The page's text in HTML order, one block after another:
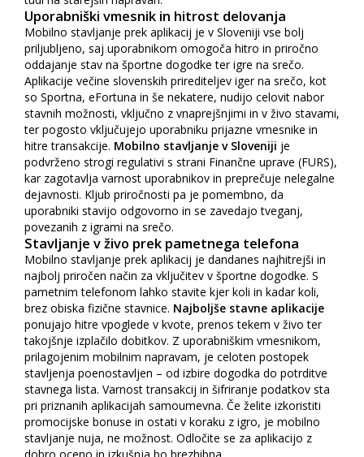
Uporabniški vmesnik in hitrost delovanja
Mobilno stavljanje prek aplikacij je v Sloveniji vse bolj
priljubljeno, saj uporabnikom omogoča hitro in priročno
oddajanje stav na športne dogodke ter igre na srečo.
Aplikacije večine slovenskih prirediteljev iger na srečo, kot
so Sportna, eFortuna in še nekatere, nudijo celovit nabor
stavnih možnosti, vključno z vnaprejšnjimi in v živo stavami,
ter pogosto vključujejo uporabniku prijazne vmesnike in
hitre transakcije. Mobilno stavljanje v Sloveniji je
podvrženo strogi regulativi s strani Finančne uprave (FURS),
kar zagotavlja varnost uporabnikov in preprečuje nelegalne
dejavnosti. Kljub priročnosti pa je pomembno, da
uporabniki stavijo odgovorno in se zavedajo tveganj,
povezanih z igrami na srečo.
Stavljanje v živo prek pametnega telefona
Mobilno stavljanje prek aplikacij je dandanes najhitrejši in
najbolj priročen način za vključitev v športne dogodke. S
pametnim telefonom lahko stavite kjer koli in kadar koli,
brez obiska fizične stavnice. Najboljše stavne aplikacije
ponujajo hitre vpoglede v kvote, prenos tekem v živo ter
takojšnje izplačilo dobitkov. Z uporabniškim vmesnikom,
prilagojenim mobilnim napravam, je celoten postopek
stavljenja poenostavljen – od izbire dogodka do potrditve
stavnega lista. Varnost transakcij in šifriranje podatkov sta
pri priznanih aplikacijah samoumevna. Če želite izkoristiti
promocijske bonuse in ostati v koraku z igro, je mobilno
stavljanje nuja, ne možnost. Odločite se za aplikacijo z